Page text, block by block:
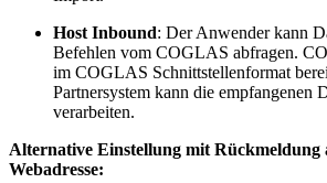
Host Inbound: Der Anwender kann
Befehlen vom COGLAS abfragen.
im COGLAS Schnittstellenformat
Partnersystem kann die empfangenen
verarbeiten.
Alternative Einstellung mit Rückmeldung
Webadresse: